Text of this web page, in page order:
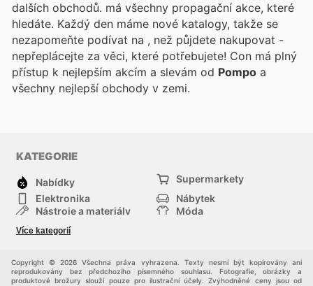
dalších obchodů. má všechny propagační akce, které
hledáte. Každý den máme nové katalogy, takže se
nezapomeňte podívat na , než půjdete nakupovat -
nepřeplácejte za věci, které potřebujete! Con má plný
přístup k nejlepším akcím a slevám od Pompo a
všechny nejlepší obchody v zemi.
KATEGORIE
Nabídky
Supermarkety
Elektronika
Nábytek
Nástroje a materiály
Móda
Děti
Více kategorií
Copyright © 2026 Všechna práva vyhrazena. Texty nesmí být kopírovány ani
reprodukovány bez předchozího písemného souhlasu. Fotografie, obrázky a
produktové brožury slouží pouze pro ilustrační účely. Zvýhodněné ceny jsou od